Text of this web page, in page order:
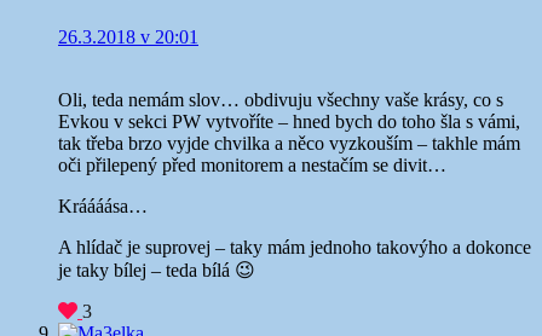
26.3.2018 v 20:01
Oli, teda nemám slov… obdivuju všechny vaše krásy, co s
Evkou v sekci PW vytvoříte – hned bych do toho šla s vámi,
tak třeba brzo vyjde chvilka a něco vyzkouším – takhle mám
oči přilepený před monitorem a nestačím se divit…
Kráááása…
A hlídač je suprovej – taky mám jednoho takovýho a dokonce
je taky bílej – teda bílá 😉
3